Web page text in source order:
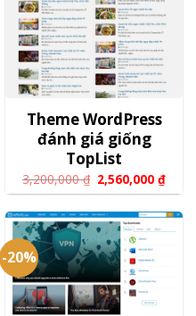
Theme WordPress
đánh giá giống
TopList
3,200,000₫ 2,560,000₫
-20%